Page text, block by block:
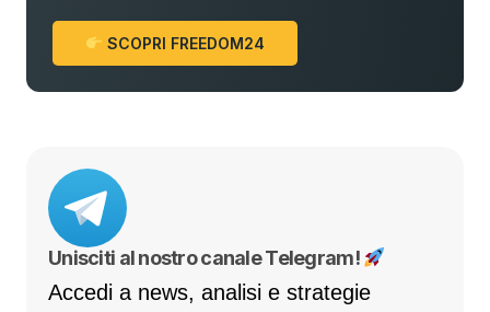
SCOPRI FREEDOM24
Unisciti al nostro canale Telegram!
Accedi a news, analisi e strategie